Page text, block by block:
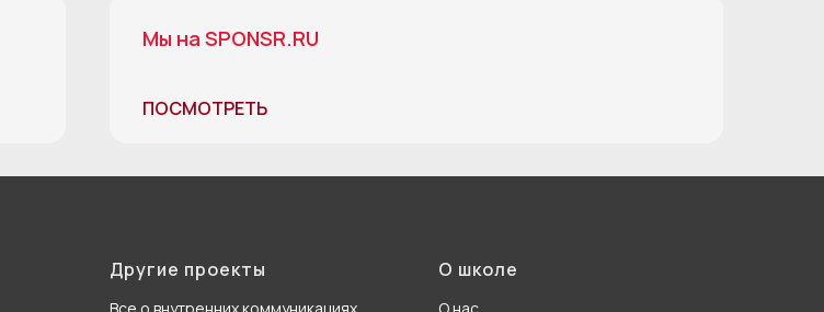
Мы на SPONSR.RU
ПОСМОТРЕТЬ
Другие проекты О школе